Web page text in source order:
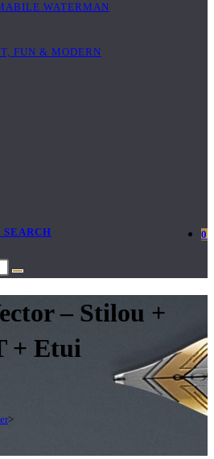
WATERMAN
FUN & MODERN
0
– Stilou +
+ Etui
>